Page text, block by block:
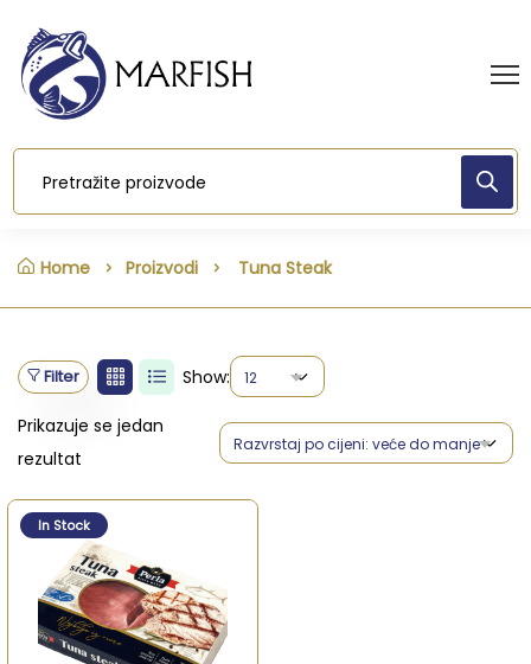
Home Proizvodi Tuna Steak
Filter Show: 12
Prikazuje se jedan
rezultat
Razvrstaj po cijeni: veće do manje
In Stock